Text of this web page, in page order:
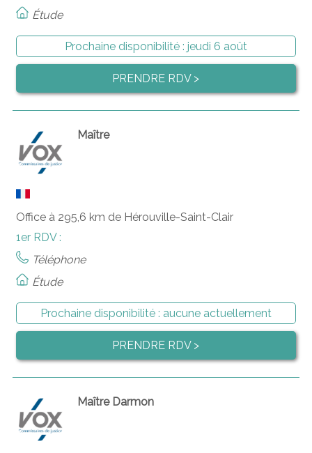
Étude
Prochaine disponibilité : jeudi 6 août
PRENDRE RDV >
Maître
Office à 295,6 km de Hérouville-Saint-Clair
1er RDV :
Téléphone
Étude
Prochaine disponibilité : aucune actuellement
PRENDRE RDV >
Maître Darmon